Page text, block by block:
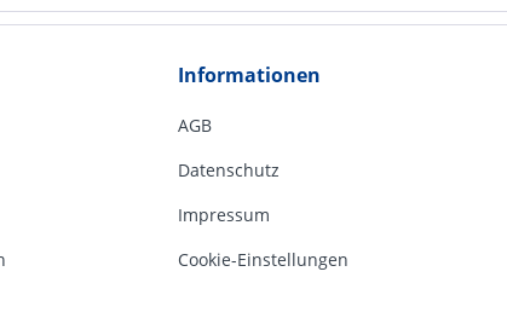
Informationen
AGB
Datenschutz
Impressum
Cookie-Einstellungen